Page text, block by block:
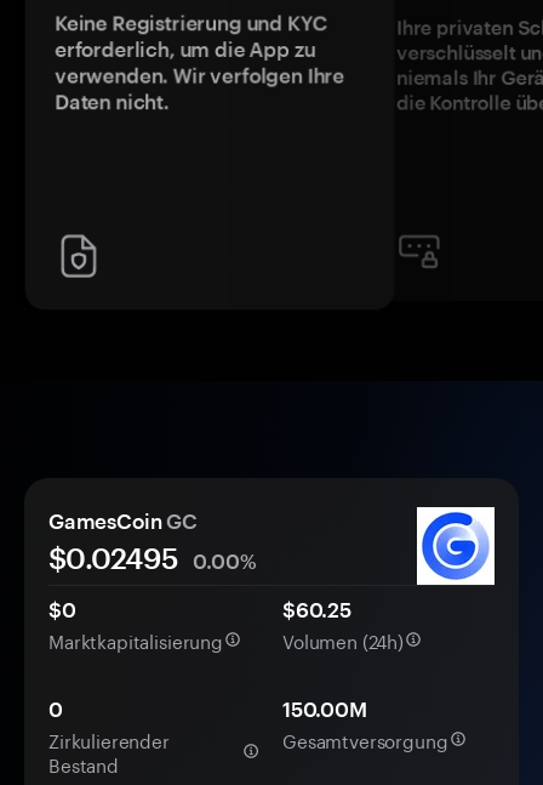
Keine Registrierung und KYC
erforderlich, um die App zu
verwenden. Wir verfolgen Ihre
Daten nicht.
Ihre privaten
verschlüsselt
niemals Ihr
die Kontrolle
GamesCoinGC
$0.02495
0.00%
$0
Marktkapitalisierung
$60.25
Volumen (24h)
0
Zirkulierender
Bestand
150.00M
Gesamtversorgung